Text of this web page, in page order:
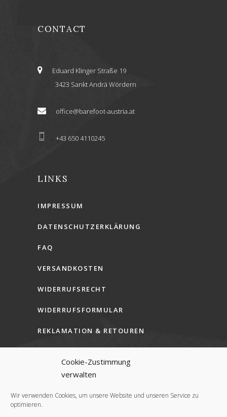
Cookie-Zustimmung
verwalten
Wir verwenden Cookies, um unsere Website und unseren Service zu
optimieren.
CONTACT
Eduard Klinger Straße 19
3423 Sankt Andrä Wördern
office@barefoot-austria.at
+43 650 4110245
LINKS
IMPRESSUM
DATENSCHUTZERKLÄRUNG
FAQ
VERSANDKOSTEN
WIDERRUFSRECHT
WIDERRUFSFORMULAR
REKLAMATION & RETOUREN
AGB (B2B)
COOKIE-RICHTLINIE (EU)